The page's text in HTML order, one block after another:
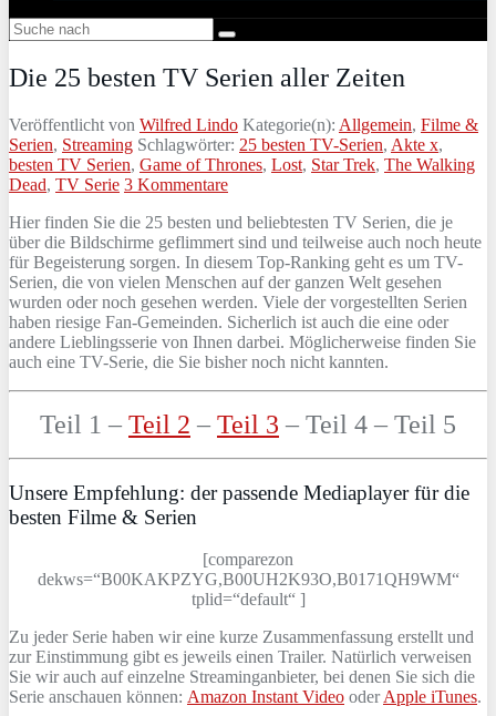
Die 25 besten TV Serien aller Zeiten
Veröffentlicht von Wilfred Lindo Kategorie(n): Allgemein, Filme &
Serien, Streaming Schlagwörter: 25 besten TV-Serien, Akte x,
besten TV Serien, Game of Thrones, Lost, Star Trek, The Walking
Dead, TV Serie 3 Kommentare
Hier finden Sie die 25 besten und beliebtesten TV Serien, die je
über die Bildschirme geflimmert sind und teilweise auch noch heute
für Begeisterung sorgen. In diesem Top-Ranking geht es um TV-
Serien, die von vielen Menschen auf der ganzen Welt gesehen
wurden oder noch gesehen werden. Viele der vorgestellten Serien
haben riesige Fan-Gemeinden. Sicherlich ist auch die eine oder
andere Lieblingsserie von Ihnen darbei. Möglicherweise finden Sie
auch eine TV-Serie, die Sie bisher noch nicht kannten.
Teil 1 –Teil 2 –Teil 3 – Teil 4 – Teil 5
Unsere Empfehlung: der passende Mediaplayer für die
besten Filme & Serien
[comparezon
dekws=“B00KAKPZYG,B00UH2K93O,B0171QH9WM“
tplid=“default“ ]
Zu jeder Serie haben wir eine kurze Zusammenfassung erstellt und
zur Einstimmung gibt es jeweils einen Trailer. Natürlich verweisen
Sie wir auch auf einzelne Streaminganbieter, bei denen Sie sich die
Serie anschauen können: Amazon Instant Video oderApple iTunes.